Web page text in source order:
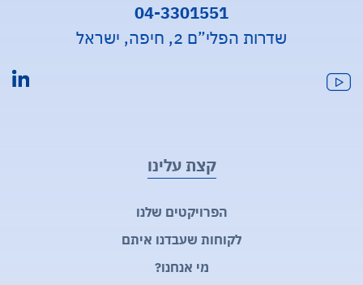
04-3301551
שדרות הפלי”ם 2, חיפה, ישראל
קצת עלינו
הפרויקטים שלנו
לקוחות שעבדנו איתם
מי אנחנו?